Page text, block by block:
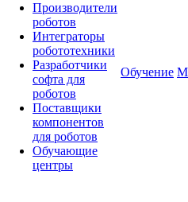
Производители
роботов
Интеграторы
робототехники
Разработчики
софта для
роботов
Поставщики
компонентов
для роботов
Обучающие
центры
Обучение